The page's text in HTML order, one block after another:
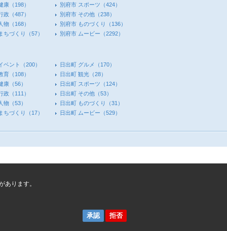
康 （198） 別府市 スポーツ （424）
政 （487） 別府市 その他 （238）
物 （168） 別府市 ものづくり
（136）
ちづくり （57） 別府市 ムービー （2292）
ベント （200） 日出町 グルメ
（170）
育 （108） 日出町 観光 （28）
康 （56） 日出町 スポーツ （124）
政 （111） 日出町 その他 （53）
物 （53） 日出町 ものづくり
（31）
ちづくり （17） 日出町 ムービー （529）
あります。